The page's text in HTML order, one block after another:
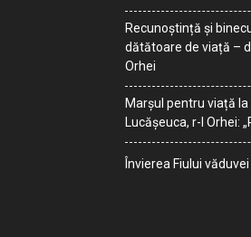
Recunoștință și
dătătoare de viață –
Orhei
Marșul pentru viață la
Lucășeuca, r-l Orhei:
Învierea Fiului